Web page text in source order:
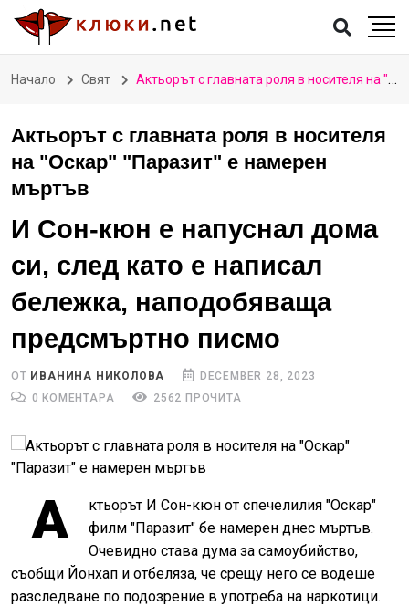
Начало Свят Актьорът с главната роля в носителя на "Оскар" "Паразит" е намерен мъртъв
Актьорът с главната роля в носителя
на "Оскар" "Паразит" е намерен
мъртъв
И Сон-кюн е напуснал дома
си, след като е написал
бележка, наподобяваща
предсмъртно писмо
ОТ ИВАНИНА НИКОЛОВА
DECEMBER 28, 2023
0 КОМЕНТАРА
2562 ПРОЧИТА
А
ктьорът И Сон-кюн от спечелилия "Оскар"
филм "Паразит" бе намерен днес мъртъв.
Очевидно става дума за самоубийство,
съобщи Йонхап и отбеляза, че срещу него се водеше
разследване по подозрение в употреба на наркотици.